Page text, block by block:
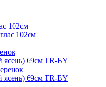
102см
ясень) 69см TR-BY